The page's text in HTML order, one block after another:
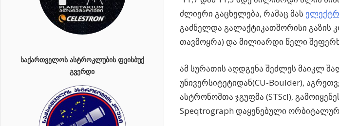
ძლიერი გაცხელება, რამაც მას
გაძნელდა გალაქტიკათშორისი გაზის
თავმოყრა) და მილიარდი წელი
ამ სურათის აღდგენა შეძლეს მაიკლ
უნივერსიტეტიდან(CU-Boulder),
ასტრონომთა ჯგუფმა (STScI),
Speqtrograph დაყენებული ორბიტალურ
ᲡᲐᲥᲐᲠᲗᲕᲔᲚᲝᲡ ᲐᲡᲢᲠᲝᲙᲚᲣᲑᲘᲡ ᲤᲔᲘᲡᲑᲣᲥ
ᲒᲕᲔᲠᲓᲘ